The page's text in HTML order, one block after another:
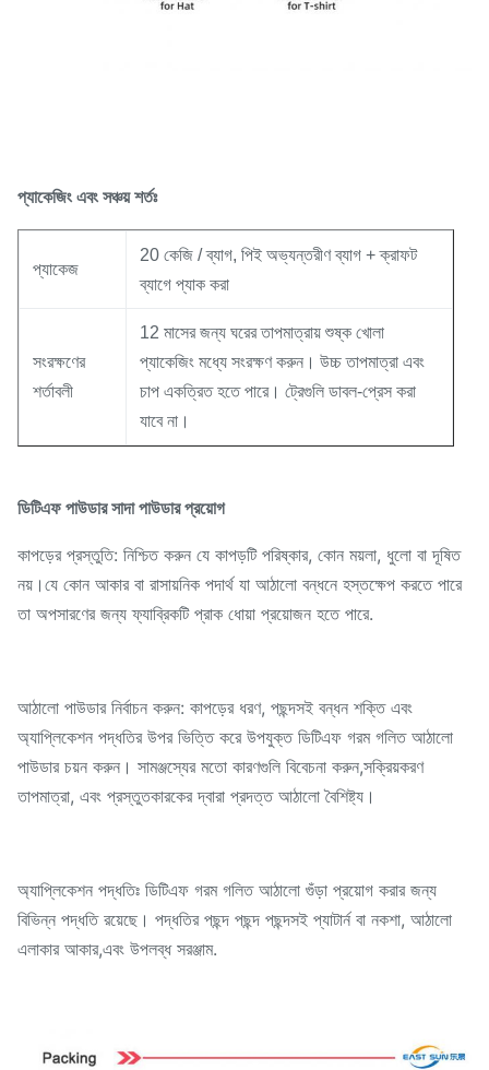
প্যাকেজিং এবং সঞ্চয় শর্তঃ
প্যাকেজ
20 কেজি / ব্যাগ, পিই অভ্যন্তরীণ ব্যাগ + ক্রাফট
ব্যাগে প্যাক করা
সংরক্ষণের
শর্তাবলী
12 মাসের জন্য ঘরের তাপমাত্রায় শুষ্ক খোলা
প্যাকেজিং মধ্যে সংরক্ষণ করুন। উচ্চ তাপমাত্রা এবং
চাপ একত্রিত হতে পারে। ট্রেগুলি ডাবল-প্রেস করা
যাবে না।
ডিটিএফ পাউডার সাদা পাউডার প্রয়োগ
কাপড়ের প্রস্তুতি: নিশ্চিত করুন যে কাপড়টি পরিষ্কার, কোন ময়লা, ধুলো বা দূষিত
নয়।যে কোন আকার বা রাসায়নিক পদার্থ যা আঠালো বন্ধনে হস্তক্ষেপ করতে পারে
তা অপসারণের জন্য ফ্যাব্রিকটি প্রাক ধোয়া প্রয়োজন হতে পারে.
আঠালো পাউডার নির্বাচন করুন: কাপড়ের ধরণ, পছন্দসই বন্ধন শক্তি এবং
অ্যাপ্লিকেশন পদ্ধতির উপর ভিত্তি করে উপযুক্ত ডিটিএফ গরম গলিত আঠালো
পাউডার চয়ন করুন। সামঞ্জস্যের মতো কারণগুলি বিবেচনা করুন,সক্রিয়করণ
তাপমাত্রা, এবং প্রস্তুতকারকের দ্বারা প্রদত্ত আঠালো বৈশিষ্ট্য।
অ্যাপ্লিকেশন পদ্ধতিঃ ডিটিএফ গরম গলিত আঠালো গুঁড়া প্রয়োগ করার জন্য
বিভিন্ন পদ্ধতি রয়েছে। পদ্ধতির পছন্দ পছন্দ পছন্দসই প্যাটার্ন বা নকশা, আঠালো
এলাকার আকার,এবং উপলব্ধ সরঞ্জাম.